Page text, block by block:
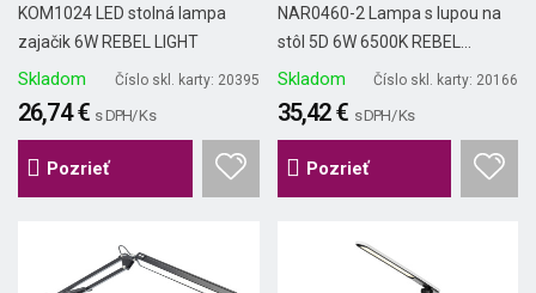
KOM1024 LED stolná lampa
zajačik 6W REBEL LIGHT
Skladom Číslo skl. karty: 20395
26,74 € s DPH/ Ks
Pozrieť
NAR0460-2 Lampa s lupou na
stôl 5D 6W 6500K REBEL...
Skladom Číslo skl. karty: 20166
35,42 € s DPH/ Ks
Pozrieť